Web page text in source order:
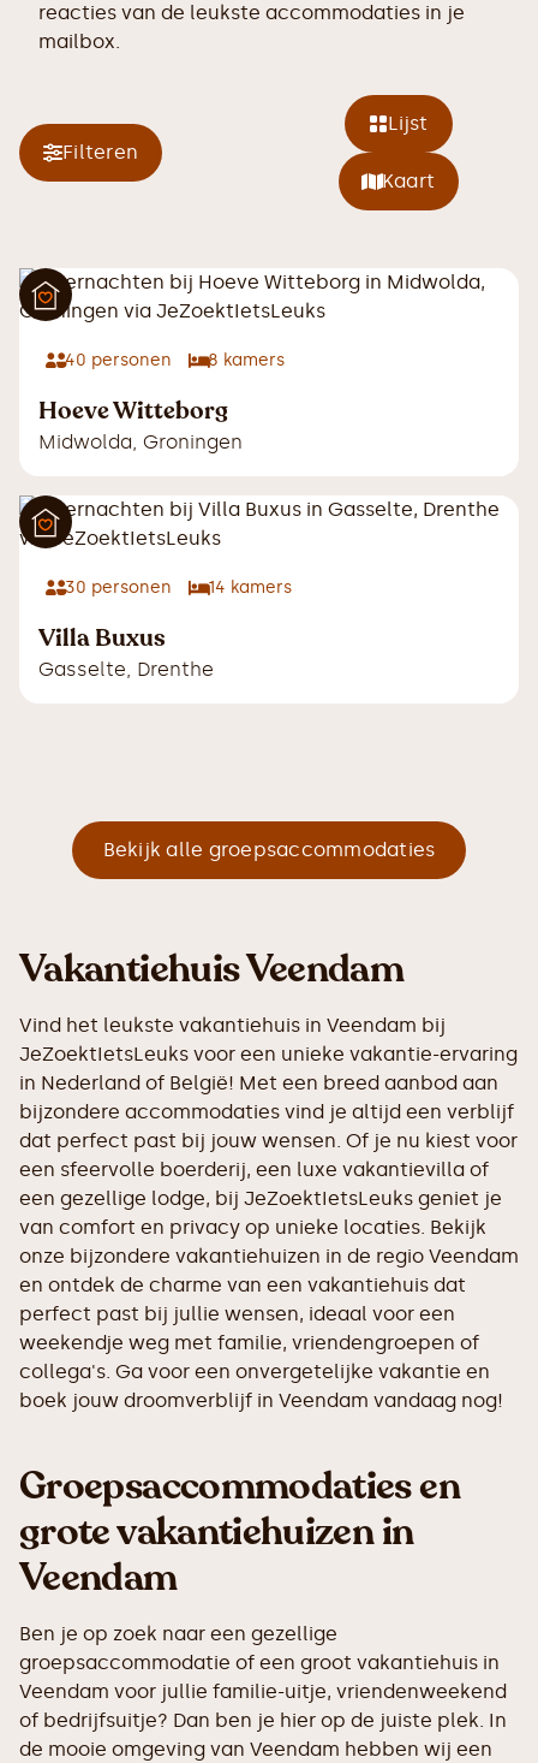
reacties van de leukste accommodaties in je
mailbox.
Filteren
Lijst
Kaart
40 personen 8 kamers
Hoeve Witteborg
Midwolda, Groningen
30 personen 14 kamers
Villa Buxus
Gasselte, Drenthe
Bekijk alle groepsaccommodaties
Vakantiehuis Veendam
Vind het leukste vakantiehuis in Veendam bij
JeZoektIetsLeuks voor een unieke vakantie-ervaring
in Nederland of België! Met een breed aanbod aan
bijzondere accommodaties vind je altijd een verblijf
dat perfect past bij jouw wensen. Of je nu kiest voor
een sfeervolle boerderij, een luxe vakantievilla of
een gezellige lodge, bij JeZoektIetsLeuks geniet je
van comfort en privacy op unieke locaties. Bekijk
onze bijzondere vakantiehuizen in de regio Veendam
en ontdek de charme van een vakantiehuis dat
perfect past bij jullie wensen, ideaal voor een
weekendje weg met familie, vriendengroepen of
collega's. Ga voor een onvergetelijke vakantie en
boek jouw droomverblijf in Veendam vandaag nog!
Groepsaccommodaties en
grote vakantiehuizen in
Veendam
Ben je op zoek naar een gezellige
groepsaccommodatie of een groot vakantiehuis in
Veendam voor jullie familie-uitje, vriendenweekend
of bedrijfsuitje? Dan ben je hier op de juiste plek. In
de mooie omgeving van Veendam hebben wij een